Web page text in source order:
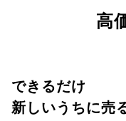
高
できるだけ
新しいうちに売